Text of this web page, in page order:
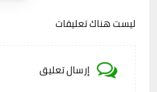
ليست هناك تعليقات
إرسال تعليق